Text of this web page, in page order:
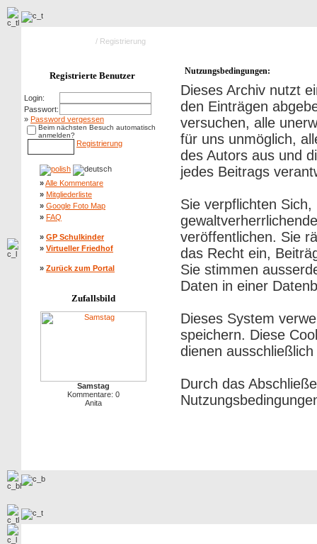
/ Registrierung
Registrierte Benutzer
Login:
Passwort:
» Password vergessen
Beim nächsten Besuch automatisch
anmelden?
Registrierung
»Alle Kommentare
» Mitgliederliste
» Google Foto Map
» FAQ
» GP Schulkinder
» Virtueller Friedhof
» Zurück zum Portal
Zufallsbild
Samstag
Kommentare: 0
Anita
Nutzungsbedingungen:
Dieses Archiv nutzt
den Einträgen
versuchen, alle
für uns unmöglich,
des Autors aus und
jedes Beitrags
Sie verpflichten
veröffentlichen. Sie
das Recht ein,
Sie stimmen
Daten in einer
Dieses System
speichern. Diese
dienen
Durch das